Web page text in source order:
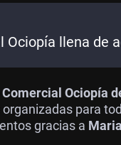
Ociopía llena de
Ociopía
organizadas para
gracias a